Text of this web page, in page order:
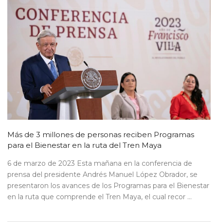
Más de 3 millones de personas reciben Programas
para el Bienestar en la ruta del Tren Maya
6 de marzo de 2023 Esta mañana en la conferencia de
prensa del presidente Andrés Manuel López Obrador, se
presentaron los avances de los Programas para el Bienestar
en la ruta que comprende el Tren Maya, el cual recor ...